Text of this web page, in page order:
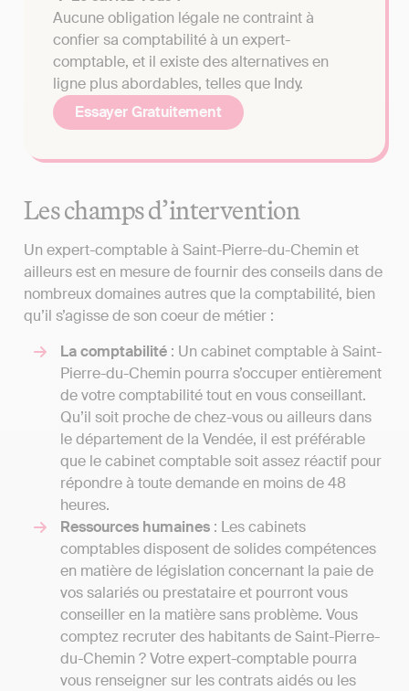
Aucune obligation légale ne contraint à
confier sa comptabilité à un expert-
comptable, et il existe des alternatives en
ligne plus abordables, telles que Indy.
Essayer Gratuitement
Les champs d’intervention
Un expert-comptable à Saint-Pierre-du-Chemin et
ailleurs est en mesure de fournir des conseils dans de
nombreux domaines autres que la comptabilité, bien
qu’il s’agisse de son coeur de métier :
La comptabilité : Un cabinet comptable à Saint-
Pierre-du-Chemin pourra s’occuper entièrement
de votre comptabilité tout en vous conseillant.
Qu’il soit proche de chez-vous ou ailleurs dans
le département de la Vendée, il est préférable
que le cabinet comptable soit assez réactif pour
répondre à toute demande en moins de 48
heures.
Ressources humaines : Les cabinets
comptables disposent de solides compétences
en matière de législation concernant la paie de
vos salariés ou prestataire et pourront vous
conseiller en la matière sans problème. Vous
comptez recruter des habitants de Saint-Pierre-
du-Chemin ? Votre expert-comptable pourra
vous renseigner sur les contrats aidés ou les